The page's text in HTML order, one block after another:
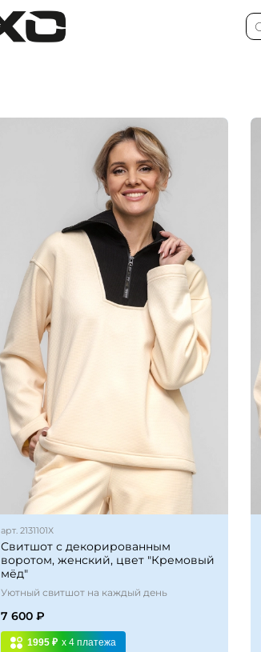
арт.2131101Х
Свитшот с декорированным
воротом, женский, цвет "Кремовый
мёд"
Уютный свитшот на каждый день
7 600 ₽
1995 ₽ x 4платежа